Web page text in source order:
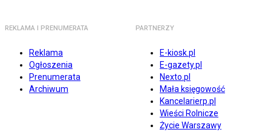
REKLAMA I PRENUMERATA
Reklama
Ogłoszenia
Prenumerata
Archiwum
PARTNERZY
E-kiosk.pl
E-gazety.pl
Nexto.pl
Mała księgowość
Kancelarierp.pl
Wieści Rolnicze
Życie Warszawy